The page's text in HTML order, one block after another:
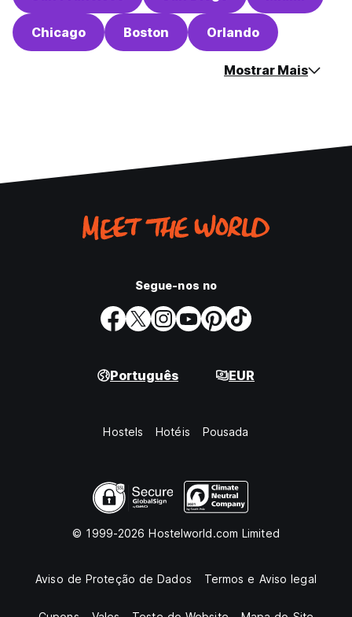
Chicago Boston Orlando
Mostrar Mais
Segue-nos no
Português EUR
Hostels Hotéis Pousada
© 1999-2026 Hostelworld.com Limited
Aviso de Proteção de Dados Termos e Aviso legal